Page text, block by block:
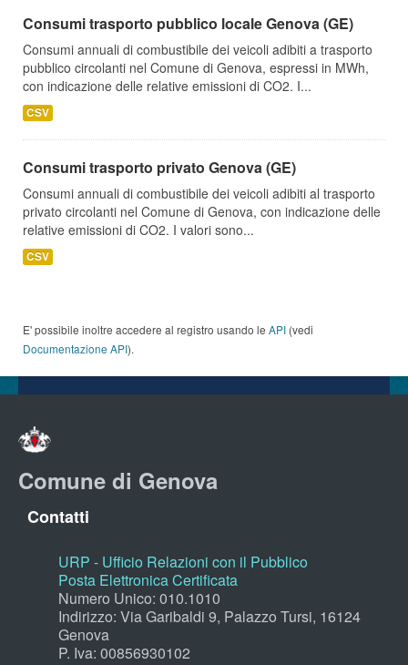
Consumi trasporto pubblico locale Genova (GE)
Consumi annuali di combustibile dei veicoli adibiti a trasporto
pubblico circolanti nel Comune di Genova, espressi in MWh,
con indicazione delle relative emissioni di CO2. I...
CSV
Consumi trasporto privato Genova (GE)
Consumi annuali di combustibile dei veicoli adibiti al trasporto
privato circolanti nel Comune di Genova, con indicazione delle
relative emissioni di CO2. I valori sono...
CSV
E' possibile inoltre accedere al registro usando le API (vedi
Documentazione API).
Comune di Genova
Contatti
URP - Ufficio Relazioni con il Pubblico
Posta Elettronica Certificata
Numero Unico: 010.1010
Indirizzo: Via Garibaldi 9, Palazzo Tursi, 16124
Genova
P. Iva: 00856930102